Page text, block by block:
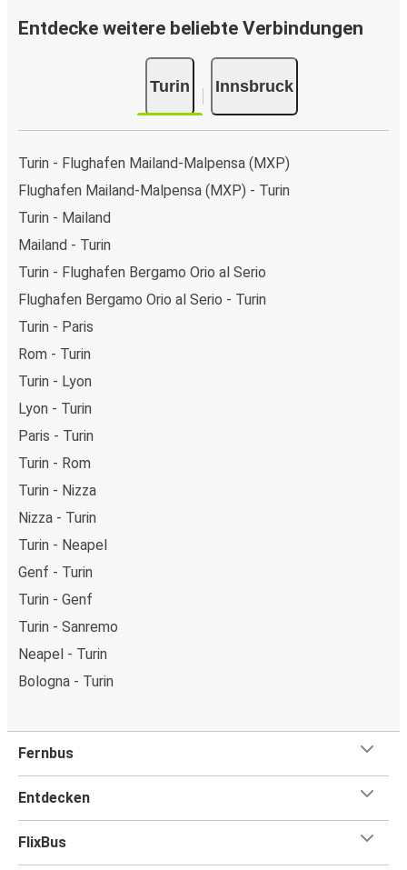
Entdecke weitere beliebte Verbindungen
Turin Innsbruck
Turin - Flughafen Mailand-Malpensa (MXP)
Flughafen Mailand-Malpensa (MXP) - Turin
Turin - Mailand
Mailand - Turin
Turin - Flughafen Bergamo Orio al Serio
Flughafen Bergamo Orio al Serio - Turin
Turin - Paris
Rom - Turin
Turin - Lyon
Lyon - Turin
Paris - Turin
Turin - Rom
Turin - Nizza
Nizza - Turin
Turin - Neapel
Genf - Turin
Turin - Genf
Turin - Sanremo
Neapel - Turin
Bologna - Turin
Fernbus
Entdecken
FlixBus